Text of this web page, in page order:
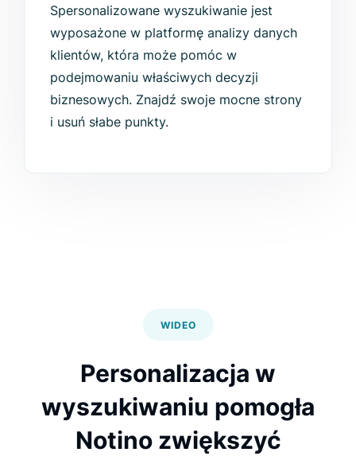
Spersonalizowane wyszukiwanie jest
wyposażone w platformę analizy danych
klientów, która może pomóc w
podejmowaniu właściwych decyzji
biznesowych. Znajdź swoje mocne strony
i usuń słabe punkty.
WIDEO
Personalizacja w
wyszukiwaniu pomogła
Notino zwiększyć